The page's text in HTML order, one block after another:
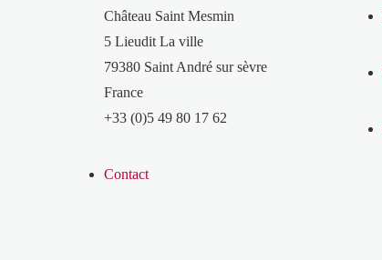
Château Saint Mesmin
5 Lieudit La ville
79380 Saint André sur sèvre
France
+33 (0)5 49 80 17 62
Contact